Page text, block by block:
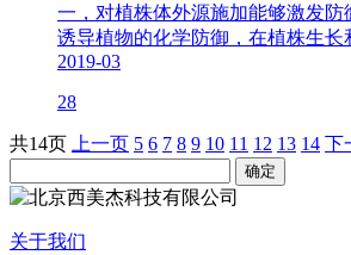
一，对植株体外源施加能够激发防
诱导植物的化学防御，在植株生长
2019-03
28
共14页 上一页 5 6 7 8 9 10 11 12 13 14 下
关于我们